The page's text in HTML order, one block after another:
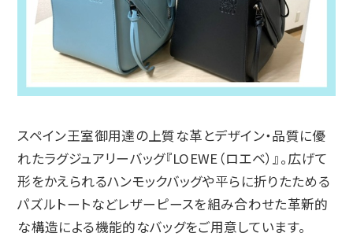
スペイン王室御用達の上質な革とデザイン・品質に優
れたラグジュアリーバッグ『LOEWE（ロエベ）』。広げて
形をかえられるハンモックバッグや平らに折りたためる
パズルトートなどレザーピースを組み合わせた革新的
な構造による機能的なバッグをご用意しています。